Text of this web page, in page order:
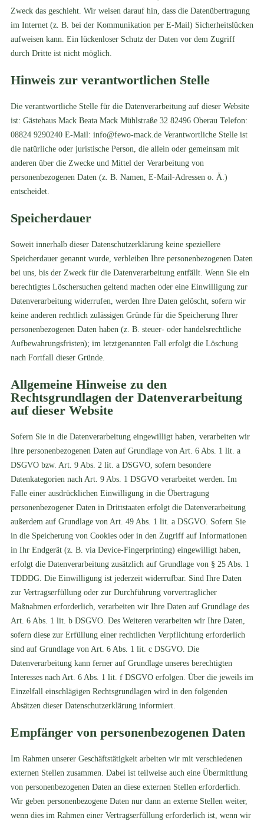
Zweck das geschieht. Wir weisen darauf hin, dass die Datenübertragung
im Internet (z. B. bei der Kommunikation per E-Mail) Sicherheitslücken
aufweisen kann. Ein lückenloser Schutz der Daten vor dem Zugriff
durch Dritte ist nicht möglich.
Hinweis zur verantwortlichen Stelle
Die verantwortliche Stelle für die Datenverarbeitung auf dieser Website
ist: Gästehaus Mack Beata Mack Mühlstraße 32 82496 Oberau Telefon:
08824 9290240 E-Mail: info@fewo-mack.de Verantwortliche Stelle ist
die natürliche oder juristische Person, die allein oder gemeinsam mit
anderen über die Zwecke und Mittel der Verarbeitung von
personenbezogenen Daten (z. B. Namen, E-Mail-Adressen o. Ä.)
entscheidet.
Speicherdauer
Soweit innerhalb dieser Datenschutzerklärung keine speziellere
Speicherdauer genannt wurde, verbleiben Ihre personenbezogenen Daten
bei uns, bis der Zweck für die Datenverarbeitung entfällt. Wenn Sie ein
berechtigtes Löschersuchen geltend machen oder eine Einwilligung zur
Datenverarbeitung widerrufen, werden Ihre Daten gelöscht, sofern wir
keine anderen rechtlich zulässigen Gründe für die Speicherung Ihrer
personenbezogenen Daten haben (z. B. steuer- oder handelsrechtliche
Aufbewahrungsfristen); im letztgenannten Fall erfolgt die Löschung
nach Fortfall dieser Gründe.
Allgemeine Hinweise zu den
Rechtsgrundlagen der Datenverarbeitung
auf dieser Website
Sofern Sie in die Datenverarbeitung eingewilligt haben, verarbeiten wir
Ihre personenbezogenen Daten auf Grundlage von Art. 6 Abs. 1 lit. a
DSGVO bzw. Art. 9 Abs. 2 lit. a DSGVO, sofern besondere
Datenkategorien nach Art. 9 Abs. 1 DSGVO verarbeitet werden. Im
Falle einer ausdrücklichen Einwilligung in die Übertragung
personenbezogener Daten in Drittstaaten erfolgt die Datenverarbeitung
außerdem auf Grundlage von Art. 49 Abs. 1 lit. a DSGVO. Sofern Sie
in die Speicherung von Cookies oder in den Zugriff auf Informationen
in Ihr Endgerät (z. B. via Device-Fingerprinting) eingewilligt haben,
erfolgt die Datenverarbeitung zusätzlich auf Grundlage von § 25 Abs. 1
TDDDG. Die Einwilligung ist jederzeit widerrufbar. Sind Ihre Daten
zur Vertragserfüllung oder zur Durchführung vorvertraglicher
Maßnahmen erforderlich, verarbeiten wir Ihre Daten auf Grundlage des
Art. 6 Abs. 1 lit. b DSGVO. Des Weiteren verarbeiten wir Ihre Daten,
sofern diese zur Erfüllung einer rechtlichen Verpflichtung erforderlich
sind auf Grundlage von Art. 6 Abs. 1 lit. c DSGVO. Die
Datenverarbeitung kann ferner auf Grundlage unseres berechtigten
Interesses nach Art. 6 Abs. 1 lit. f DSGVO erfolgen. Über die jeweils im
Einzelfall einschlägigen Rechtsgrundlagen wird in den folgenden
Absätzen dieser Datenschutzerklärung informiert.
Empfänger von personenbezogenen Daten
Im Rahmen unserer Geschäftstätigkeit arbeiten wir mit verschiedenen
externen Stellen zusammen. Dabei ist teilweise auch eine Übermittlung
von personenbezogenen Daten an diese externen Stellen erforderlich.
Wir geben personenbezogene Daten nur dann an externe Stellen weiter,
wenn dies im Rahmen einer Vertragserfüllung erforderlich ist, wenn wir